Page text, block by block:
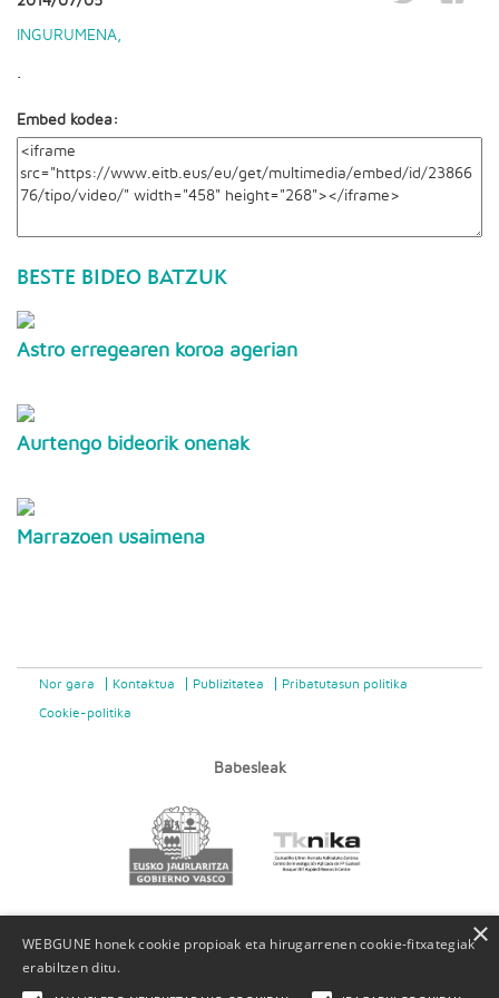
INGURUMENA
Embed kodea:
BESTE BIDEO BATZUK
Astro erregearen koroa agerian
Aurtengo bideorik onenak
Marrazoen usaimena
Nor gara Kontaktua Publizitatea Pribatutasun politika
Cookie-politika
Babesleak
WEBGUNE honek cookie propioak eta hirugarrenen cookie-fitxategiak
erabiltzen ditu.
×